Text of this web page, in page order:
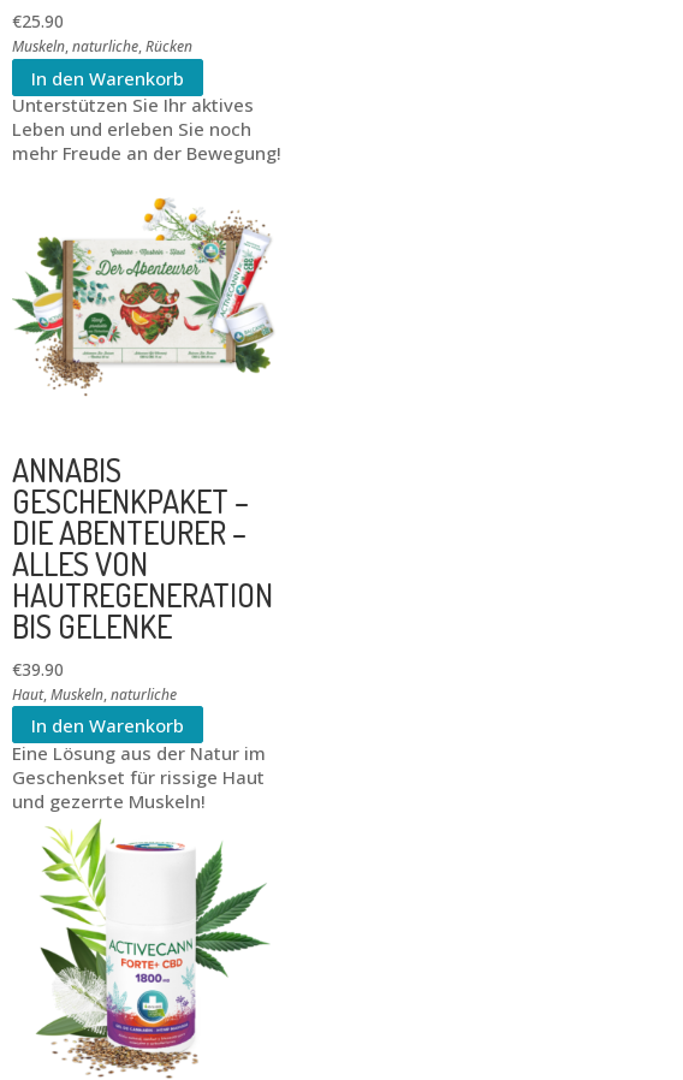
€25.90
Muskeln,naturliche,Rücken
In den Warenkorb
Unterstützen Sie Ihr aktives
Leben und erleben Sie noch
mehr Freude an der Bewegung!
ANNABIS
GESCHENKPAKET –
DIE ABENTEURER –
ALLES VON
HAUTREGENERATION
BIS GELENKE
€39.90
Haut,Muskeln,naturliche
In den Warenkorb
Eine Lösung aus der Natur im
Geschenkset für rissige Haut
und gezerrte Muskeln!